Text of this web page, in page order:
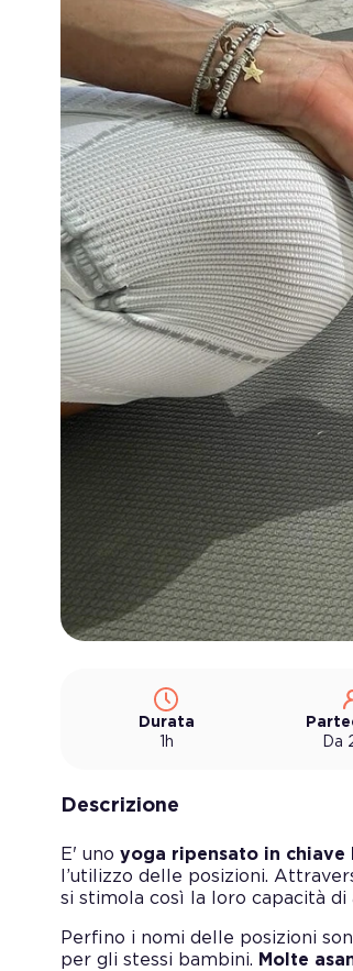
Durata
1h
Da
Descrizione
E' uno yoga ripensato in chiave
l’utilizzo delle posizioni.
si stimola così la loro capacità
Perfino i nomi delle posizioni
per gli stessi bambini. Molte